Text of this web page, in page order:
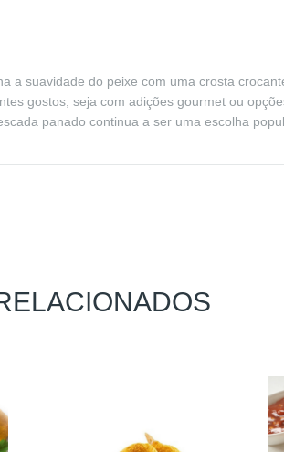
a suavidade do peixe com uma crosta
gostos, seja com adições gourmet ou
panado continua a ser uma escolha